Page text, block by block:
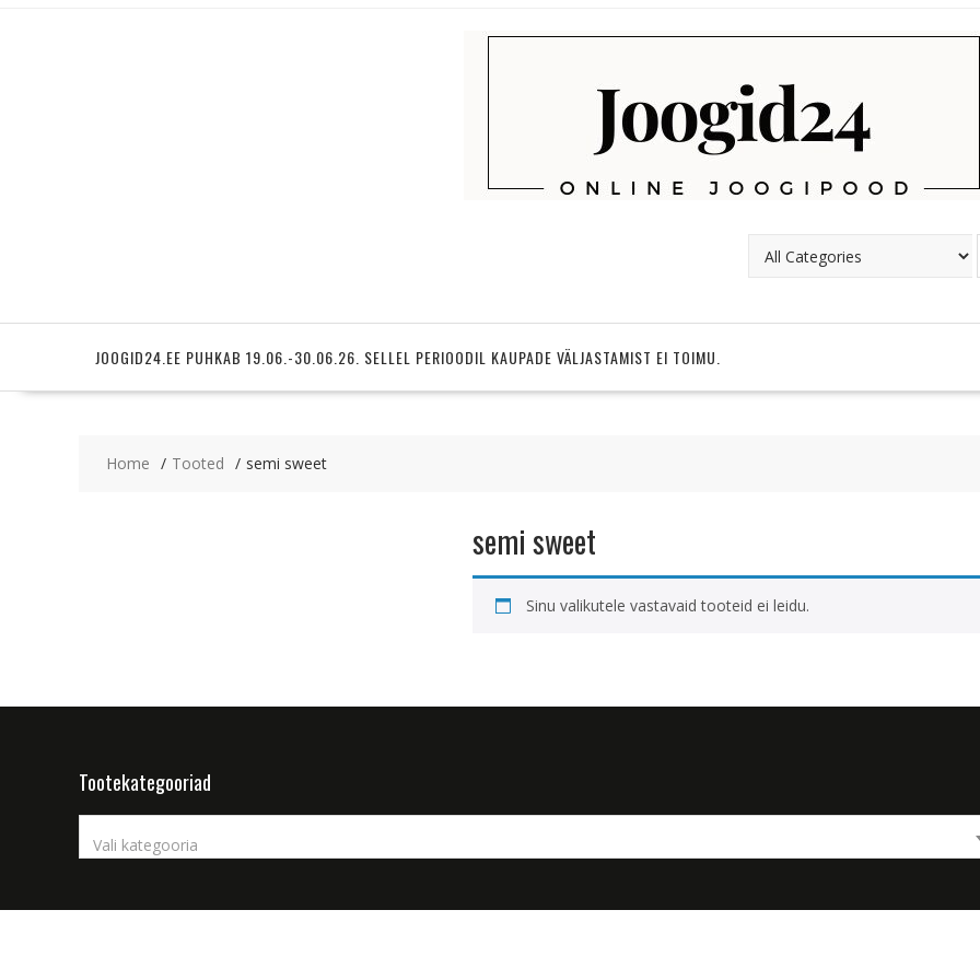
JOOGID24.EE PUHKAB 19.06.-30.06.26. SELLEL PERIOODIL KAUPADE VÄLJASTAMIST EI TOIMU.
Home Tooted semi sweet
semi sweet
Sinu valikutele vastavaid tooteid ei leidu.
Tootekategooriad
Vali kategooria